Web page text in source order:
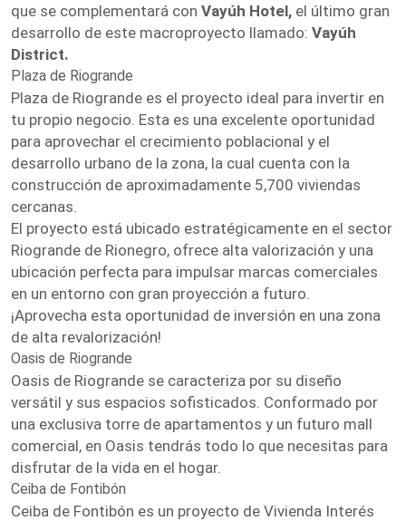
que se complementará con Vayúh Hotel, el último gran
desarrollo de este macroproyecto llamado: Vayúh
District.
Plaza de Riogrande
Plaza de Riogrande es el proyecto ideal para invertir en
tu propio negocio. Esta es una excelente oportunidad
para aprovechar el crecimiento poblacional y el
desarrollo urbano de la zona, la cual cuenta con la
construcción de aproximadamente 5,700 viviendas
cercanas.
El proyecto está ubicado estratégicamente en el sector
Riogrande de Rionegro, ofrece alta valorización y una
ubicación perfecta para impulsar marcas comerciales
en un entorno con gran proyección a futuro.
¡Aprovecha esta oportunidad de inversión en una zona
de alta revalorización!
Oasis de Riogrande
Oasis de Riogrande se caracteriza por su diseño
versátil y sus espacios sofisticados. Conformado por
una exclusiva torre de apartamentos y un futuro mall
comercial, en Oasis tendrás todo lo que necesitas para
disfrutar de la vida en el hogar.
Ceiba de Fontibón
Ceiba de Fontibón es un proyecto de Vivienda Interés